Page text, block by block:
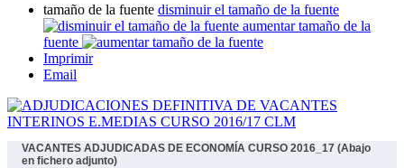
tamaño de la fuente disminuir el tamaño de la fuente
aumentar tamaño de la
fuente
Imprimir
Email
VACANTES ADJUDICADAS DE ECONOMÍA CURSO 2016_17 (Abajo
en fichero adjunto)